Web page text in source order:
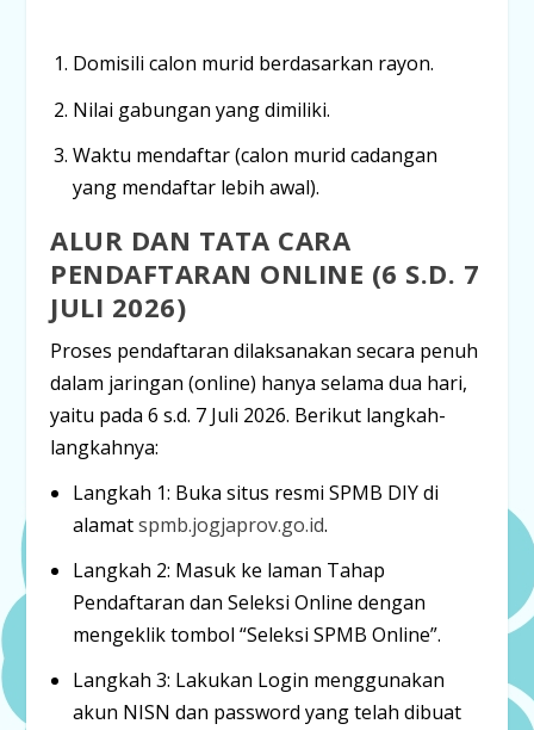
Domisili calon murid berdasarkan rayon.
Nilai gabungan yang dimiliki.
Waktu mendaftar(calon murid cadangan
yang mendaftar lebih awal).
ALUR DAN TATA CARA
PENDAFTARAN ONLINE (6 S.D. 7
JULI 2026)
Proses pendaftaran dilaksanakan secara penuh
dalam jaringan (online) hanya selama dua hari,
yaitu pada6 s.d. 7 Juli 2026. Berikut langkah-
langkahnya:
Langkah 1: Buka situs resmi SPMB DIY di
alamatspmb.jogjaprov.go.id.
Langkah 2: Masuk ke laman Tahap
Pendaftaran dan Seleksi Online dengan
mengeklik tombol “Seleksi SPMB Online”.
Langkah 3: Lakukan Login menggunakan
akun NISN dan password yang telah dibuat